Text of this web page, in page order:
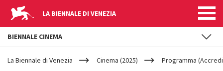
LA BIENNALE DI VENEZIA
YOUR
ARE
La Biennale di Venezia Cinema (2025) Programma
BIENNALE CINEMA